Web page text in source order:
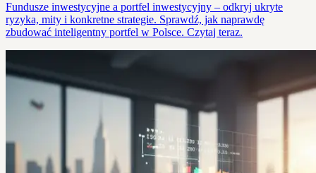
Fundusze inwestycyjne a portfel inwestycyjny – odkryj ukryte
ryzyka, mity i konkretne strategie. Sprawdź, jak naprawdę
zbudować inteligentny portfel w Polsce. Czytaj teraz.